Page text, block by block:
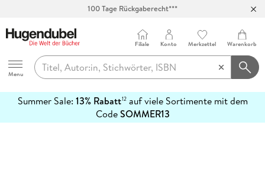
100 Tage Rückgaberecht***
Hugendubel
Menu
Filiale Konto Merkzettel Warenkorb
Summer Sale: 13% Rabatt12auf viele Sortimente mit dem
CodeSOMMER13
erfahren